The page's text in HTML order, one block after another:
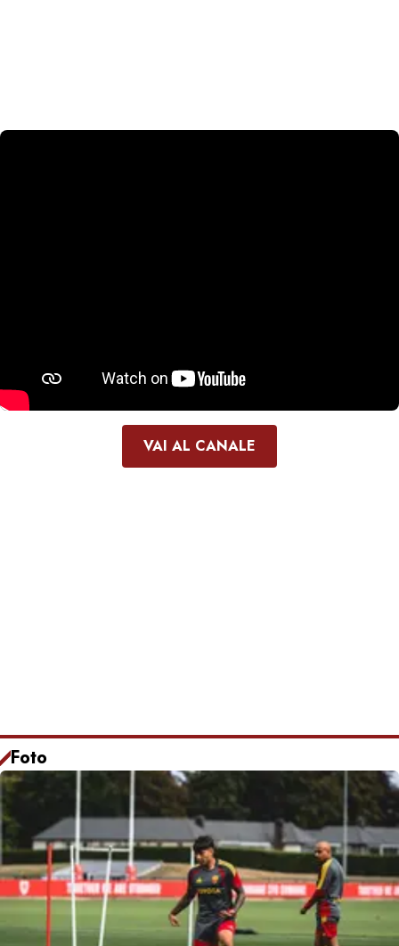
VAI AL CANALE
Foto